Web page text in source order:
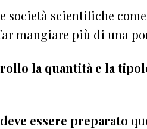
società scientifiche
mangiare più di una
la quantità e la
essere preparato